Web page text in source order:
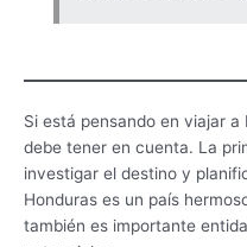
Si está pensando en viajar
debe tener en cuenta. La
investigar el destino y
Honduras es un país
también es importante